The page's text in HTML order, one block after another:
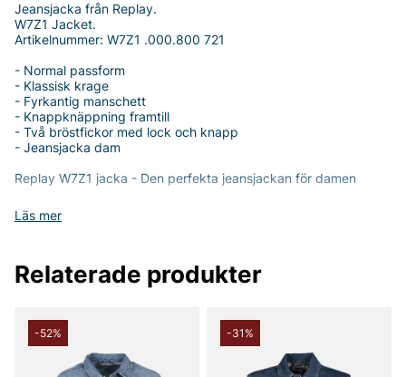
Läs mer
Jeansjacka från Replay.
W7Z1 Jacket.
Artikelnummer: W7Z1 .000.800 721
- Normal passform
- Klassisk krage
- Fyrkantig manschett
- Knappknäppning framtill
- Två bröstfickor med lock och knapp
- Jeansjacka dam
Replay W7Z1 jacka - Den perfekta jeansjackan för damen
Upptäck Replay W7Z1 jacka, en tidlös och stilren jeansjacka
designad för den moderna kvinnan. Med sin normala passform
tillfällen.
komfortabel känsla mot huden. Det hållbara materialet
säkerställer att jackan står emot tidens tand och blir en
långvarig del av din garderob.
Relaterade produkter
-52% -31%